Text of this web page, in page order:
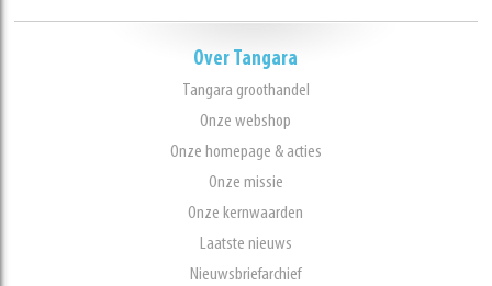
Over Tangara
Tangara groothandel
Onze webshop
Onze homepage & acties
Onze missie
Onze kernwaarden
Laatste nieuws
Nieuwsbriefarchief